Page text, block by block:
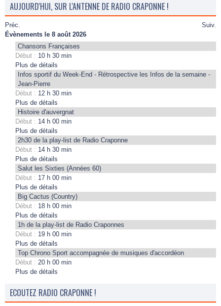
AUJOURD'HUI, SUR L'ANTENNE DE RADIO CRAPONNE !
Préc.
Suiv.
Évènements le 8 août 2026
Chansons Françaises
Début : 10 h 30 min
Plus de détails
Infos sportif du Week-End - Rétrospective les Infos de la semaine -
Jean-Pierre
Début : 12 h 30 min
Plus de détails
Histoire d'auvergnat
Début : 14 h 00 min
Plus de détails
2h30 de la play-list de Radio Craponne
Début : 14 h 30 min
Plus de détails
Salut les Sixties (Années 60)
Début : 17 h 00 min
Plus de détails
Big Cactus (Country)
Début : 18 h 00 min
Plus de détails
1h de la play-list de Radio Craponnes
Début : 19 h 00 min
Plus de détails
Top Chrono Sport accompagnée de musiques d'accordéon
Début : 20 h 00 min
Plus de détails
ECOUTEZ RADIO CRAPONNE !